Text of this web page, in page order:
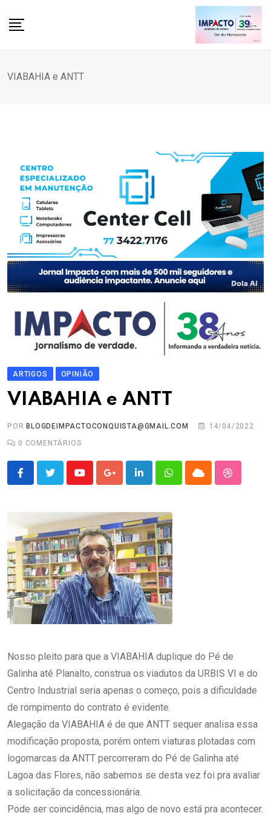
VIABAHIA e ANTT
ARTIGOS OPINIÃO
VIABAHIA e ANTT
POR BLOGDEIMPACTOCONQUISTA@GMAIL.COM
14/04/2022
0 COMENTÁRIOS
YoutubeGoogle+LinkedInWhatsappCloud
Nosso pleito para que a VIABAHIA duplique do Pé de
Galinha até Planalto, construa os viadutos da URBIS VI e do
Centro Industrial seria apenas o começo, pois a dificuldade
de rompimento do contrato é evidente.
Alegação da VIABAHIA é de que ANTT sequer analisa essa
modificação proposta, porém ontem viaturas plotadas com
logomarcas da ANTT percorreram do Pé de Galinha até
Lagoa das Flores, não sabemos se desta vez foi pra avaliar
a solicitação da concessionária.
Pode ser coincidência, mas algo de novo está pra acontecer.